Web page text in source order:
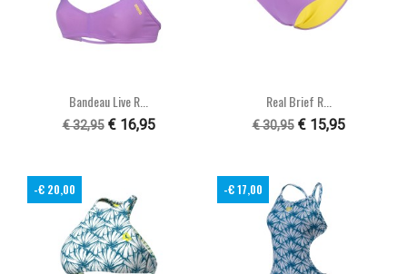
Bandeau Live R...
€ 32,95 € 16,95
Real Brief R...
€ 30,95 € 15,95
-€ 20,00 -€ 17,00